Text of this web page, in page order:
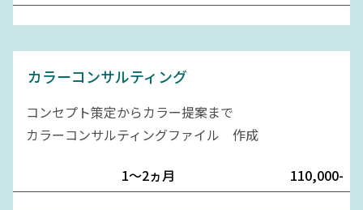
カラーコンサルティング
コンセプト策定からカラー提案まで
カラーコンサルティングファイル 作成
1～2ヵ月 110,000-